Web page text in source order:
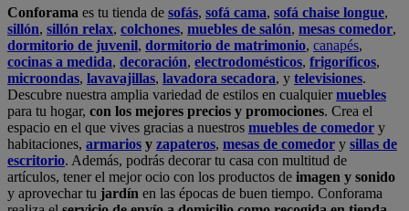
Conforama es tu tienda de sofás, sofá cama, sofá chaise longue,
sillón, sillón relax, colchones, muebles de salón, mesas comedor,
dormitorio de juvenil, dormitorio de matrimonio, canapés,
cocinas a medida, decoración, electrodomésticos, frigoríficos,
microondas, lavavajillas, lavadora secadora, y televisiones.
Descubre nuestra amplia variedad de estilos en cualquiermuebles
para tu hogar, con los mejores precios y promociones. Crea el
espacio en el que vives gracias a nuestros muebles de comedor y
habitaciones, armarios y zapateros, mesas de comedor y sillas de
escritorio. Además, podrás decorar tu casa con multitud de
artículos, tener el mejor ocio con los productos de imagen y sonido
y aprovechar tu jardín en las épocas de buen tiempo. Conforama